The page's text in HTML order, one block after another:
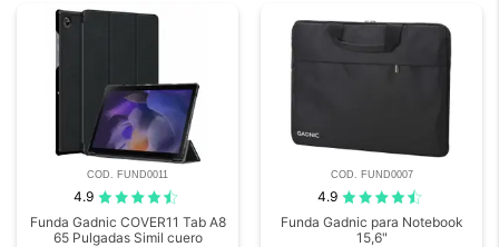
COD. FUND0011
4.9
Funda Gadnic COVER11 Tab A8
65 Pulgadas Simil cuero
COD. FUND0007
4.9
Funda Gadnic para Notebook
15,6"